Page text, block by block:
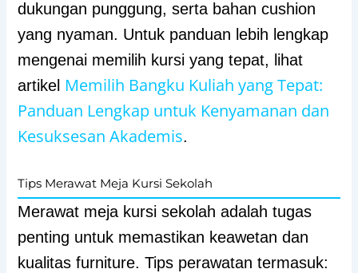
dukungan punggung, serta bahan cushion
yang nyaman. Untuk panduan lebih lengkap
mengenai memilih kursi yang tepat, lihat
artikel Memilih Bangku Kuliah yang Tepat:
Panduan Lengkap untuk Kenyamanan dan
Kesuksesan Akademis.
Tips Merawat Meja Kursi Sekolah
Merawat meja kursi sekolah adalah tugas
penting untuk memastikan keawetan dan
kualitas furniture. Tips perawatan termasuk: